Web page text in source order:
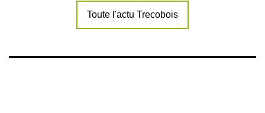
Toute l'actu Trecobois